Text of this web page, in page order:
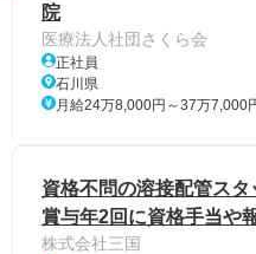
院
医療法人社団さくら会
正社員
石川県
月給24万8,000円～37万7,000
資格不問の溶接配管ス
賞与年2回に資格手当や
株式会社三国